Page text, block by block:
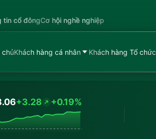
tin cổ đôngCơ hội nghề nghiệp
chủKhách hàng cá nhân Khách hàng Tổ chức
+3.28 +0.19%